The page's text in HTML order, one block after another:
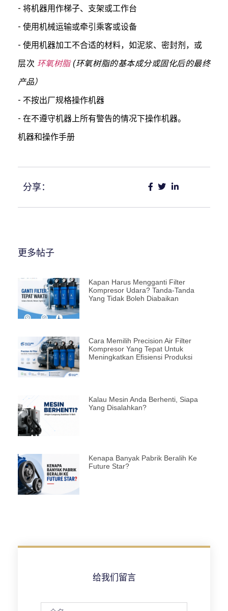
- 将机器用作梯子、支架或工作台
- 使用机械运输或牵引乘客或设备
- 使用机器加工不合适的材料，如泥浆、密封剂，或
层次 环氧树脂 (环氧树脂的基本成分或固化后的最终
产品）
- 不按出厂规格操作机器
- 在不遵守机器上所有警告的情况下操作机器。
机器和操作手册
分享：
更多帖子
Kapan Harus Mengganti Filter
Kompresor Udara? Tanda-Tanda
Yang Tidak Boleh Diabaikan
Cara Memilih Precision Air Filter
Kompresor Yang Tepat Untuk
Meningkatkan Efisiensi Produksi
Kalau Mesin Anda Berhenti, Siapa
Yang Disalahkan?
Kenapa Banyak Pabrik Beralih Ke
Future Star?
给我们留言